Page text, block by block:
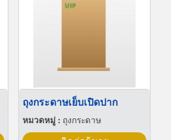
ถุงกระดาษเย็บเปิดปาก
หมวดหมู่ : ถุงกระดาษ